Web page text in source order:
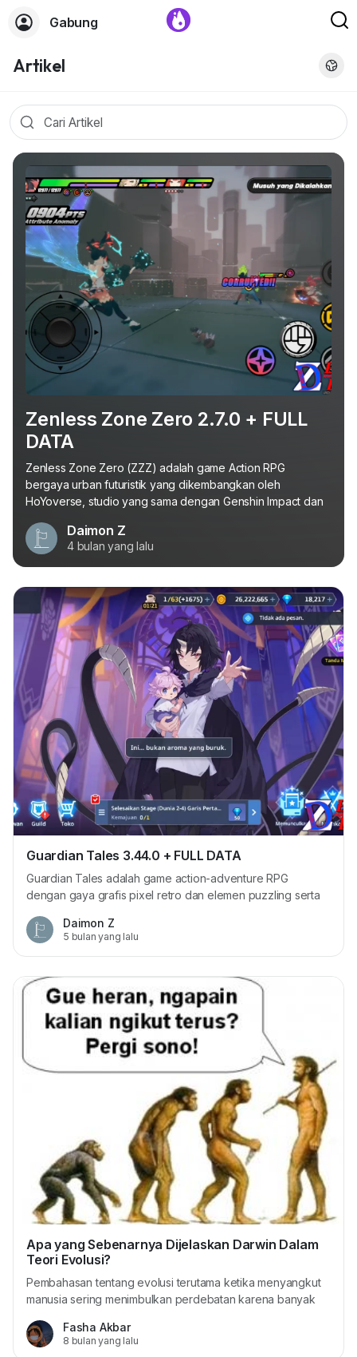
Gabung
Artikel
Zenless Zone Zero 2.7.0 + FULL
DATA
Zenless Zone Zero (ZZZ) adalah game Action RPG
bergaya urban futuristik yang dikembangkan oleh
HoYoverse, studio yang sama dengan Genshin Impact dan
Daimon Z
4 bulan yang lalu
Guardian Tales 3.44.0 + FULL DATA
Guardian Tales adalah game action-adventure RPG
dengan gaya grafis pixel retro dan elemen puzzling serta
diterbitkan oleh Kakao Dalam game ini, pemain berperan
sebagai “The Knight” (Ksatria Pelindung) dari kerajaan
setelah itu kerajaan diserang oleh kelompok “The...
Daimon Z
5 bulan yang lalu
Apa yang Sebenarnya Dijelaskan Darwin Dalam
Teori Evolusi?
Pembahasan tentang evolusi terutama ketika menyangkut
manusia sering menimbulkan perdebatan karena banyak
yang dikembangkan oleh Charles Darwin bukan sekadar
“manusia berasal dari monyet,” melainkan penjelasan ilmiah
Fasha Akbar
8 bulan yang lalu